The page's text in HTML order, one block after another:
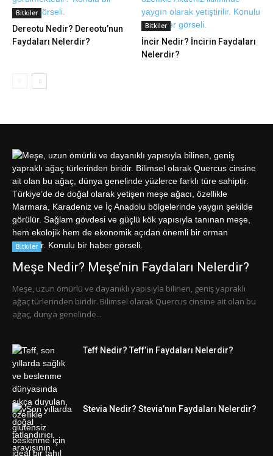
Bitkiler
Dereotu Nedir? Dereotu’nun
Faydaları Nelerdir?
Bitkiler
İncir Nedir? İncirin Faydaları
Nelerdir?
Bitkiler
Meşe Nedir? Meşe’nin Faydaları Nelerdir?
Meşe, uzun ömürlü ve dayanıklı yapısıyla bilinen, geniş yapraklı
ağaç türlerinden biridir. Bilimsel olarak Quercus cinsine ait olan bu
ağaç, dünya genelinde...
Teff Nedir? Teff’in Faydaları Nelerdir?
Stevia Nedir? Stevia’nın Faydaları Nelerdir?